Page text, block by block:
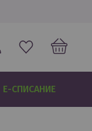
Е-СПИСАНИЕ